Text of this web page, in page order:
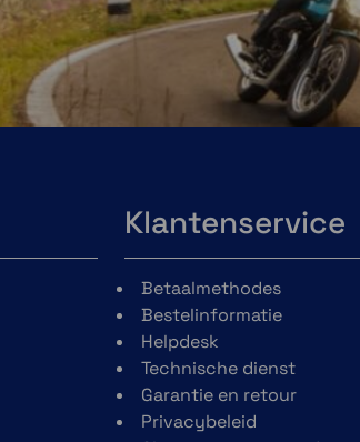
Klantenservice
Betaalmethodes
Bestelinformatie
Helpdesk
Technische dienst
Garantie en retour
Privacybeleid